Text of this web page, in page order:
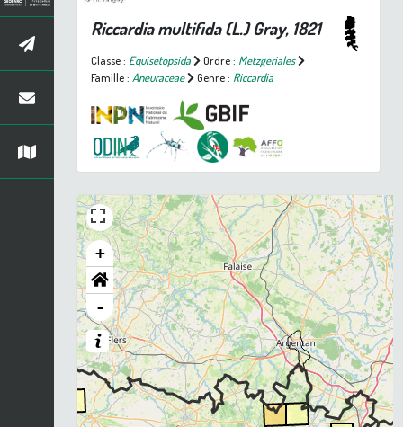
Riccardia multifida(L.) Gray, 1821
Classe : Equisetopsida Ordre : Metzgeriales
Famille : Aneuraceae Genre : Riccardia
+
-